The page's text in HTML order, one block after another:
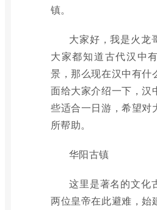
镇。
大家好，我是火龙
大家都知道古代汉中
景，那么现在汉中有什
面给大家介绍一下，汉
些适合一日游，希望对
所帮助。
华阳古镇
这里是著名的文化
两位皇帝在此避难，始